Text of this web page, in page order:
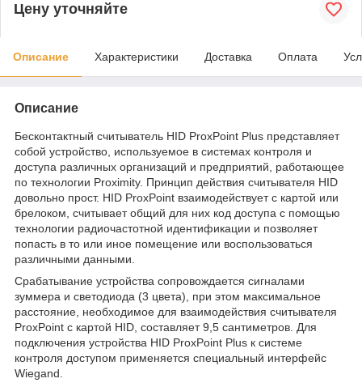
Цену уточняйте
Описание Характеристики Доставка Оплата
Описание
Бесконтактный считыватель HID ProxPoint Plus представляет
собой устройство, используемое в системах контроля и
доступа различных организаций и предприятий, работающее
по технологии Proximity. Принцип действия считывателя HID
довольно прост. HID ProxPoint взаимодействует с картой или
брелоком, считывает общий для них код доступа с помощью
технологии радиочастотной идентификации и позволяет
попасть в то или иное помещение или воспользоваться
различными данными.
Срабатывание устройства сопровождается сигналами
зуммера и светодиода (3 цвета), при этом максимальное
расстояние, необходимое для взаимодействия считывателя
ProxPoint с картой HID, составляет 9,5 сантиметров. Для
подключения устройства HID ProxPoint Plus к системе
контроля доступом применяется специальный интерфейс
Wiegand.